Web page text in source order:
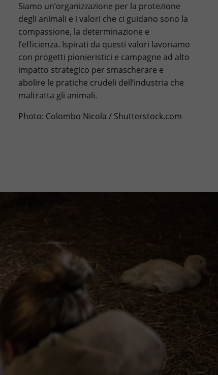
Siamo un’organizzazione per la protezione
degli animali e i valori che ci guidano sono la
compassione, la determinazione e
l’efficienza. Ispirati da questi valori lavoriamo
con progetti pionieristici e campagne ad alto
impatto strategico per smascherare e
abolire le pratiche crudeli dell’industria che
maltratta gli animali.
Photo: Colombo Nicola / Shutterstock.com